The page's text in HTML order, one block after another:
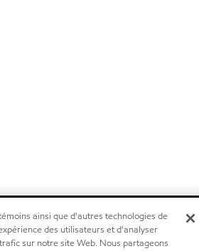
ainsi que d'autres technologies de
des utilisateurs et d'analyser
sur notre site Web. Nous partageons